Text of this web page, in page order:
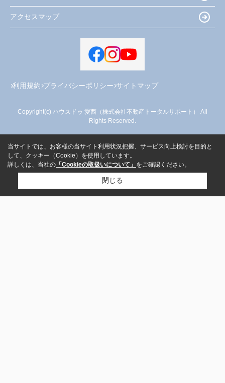
アクセスマップ
利用規約 プライバシーポリシー サイトマップ
Copyright(c) ハウスドゥ 愛西（株式会社不動産トータルサポート） All
Rights Reserved.
当サイトでは、お客様の当サイト利用状況把握、サービス向上検討を目的と
して、クッキー（Cookie）を使用しています。
詳しくは、当社の 「Cookieの取扱いについて」 をご確認ください。
閉じる